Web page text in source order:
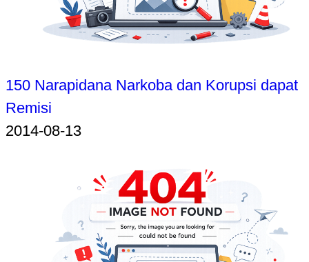
150 Narapidana Narkoba dan Korupsi dapat
Remisi
2014-08-13